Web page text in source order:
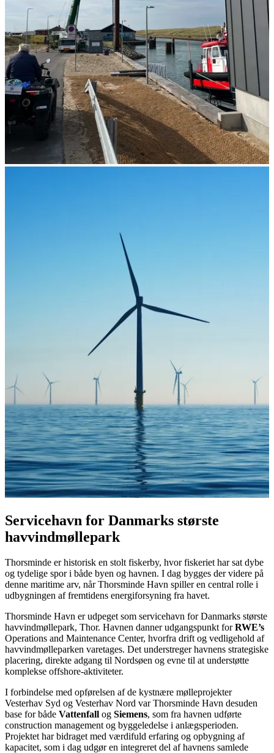
Servicehavn for Danmarks største
havvindmøllepark
Thorsminde er historisk en stolt fiskerby, hvor fiskeriet har sat dybe
og tydelige spor i både byen og havnen. I dag bygges der videre på
denne maritime arv, når Thorsminde Havn spiller en central rolle i
udbygningen af fremtidens energiforsyning fra havet.
Thorsminde Havn er udpeget som servicehavn for Danmarks største
havvindmøllepark, Thor. Havnen danner udgangspunkt forRWE’s
Operations and Maintenance Center, hvorfra drift og vedligehold af
havvindmølleparken varetages. Det understreger havnens strategiske
placering, direkte adgang til Nordsøen og evne til at understøtte
komplekse offshore-aktiviteter.
I forbindelse med opførelsen af de kystnære mølleprojekter
Vesterhav Syd og Vesterhav Nord var Thorsminde Havn desuden
base for både Vattenfall og Siemens, som fra havnen udførte
construction management og byggeledelse i anlægsperioden.
Projektet har bidraget med værdifuld erfaring og opbygning af
kapacitet, som i dag udgør en integreret del af havnens samlede